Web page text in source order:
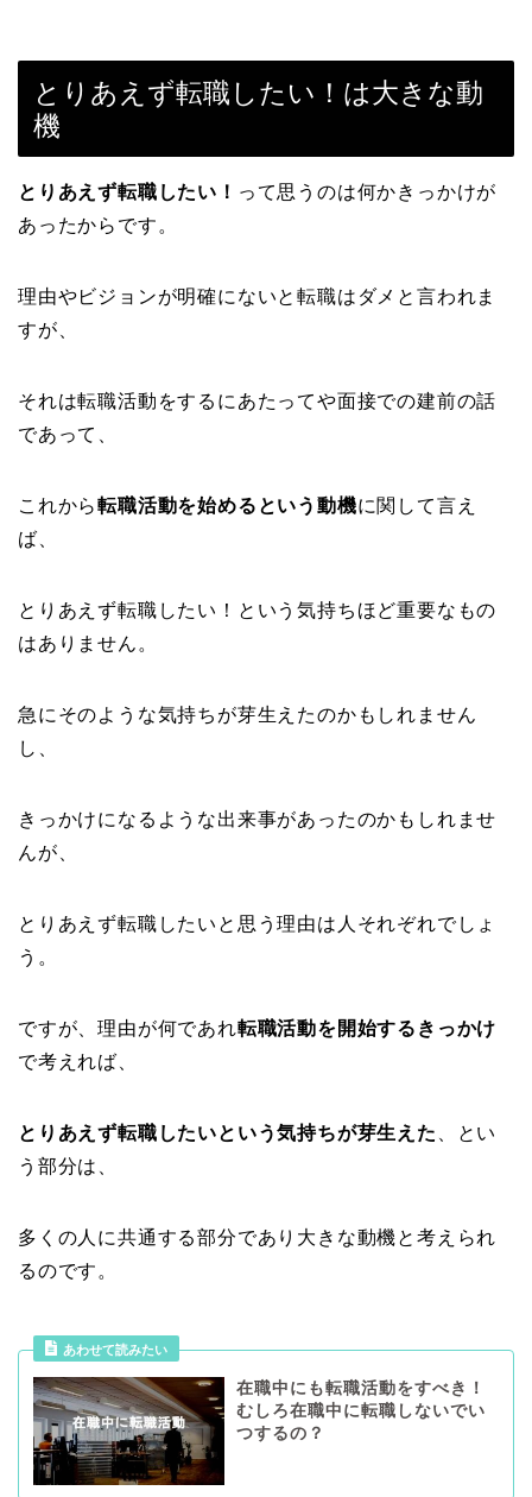
とりあえず転職したい！は大きな動
機
とりあえず転職したい！ って思うのは何かきっかけが
あったからです。
理由やビジョンが明確にないと転職はダメと言われま
すが、
それは転職活動をするにあたってや面接での建前の話
であって、
これから転職活動を始めるという動機に関して言え
ば、
とりあえず転職したい！という気持ちほど重要なもの
はありません。
急にそのような気持ちが芽生えたのかもしれません
し、
きっかけになるような出来事があったのかもしれませ
んが、
とりあえず転職したいと思う理由は人それぞれでしょ
う。
ですが、理由が何であれ転職活動を開始するきっかけ
で考えれば、
とりあえず転職したいという気持ちが芽生えた
、とい
う部分は、
多くの人に共通する部分であり大きな動機と考えられ
るのです。
あわせて読みたい
在職中にも転職活動をすべき！
むしろ在職中に転職しないでい
つするの？